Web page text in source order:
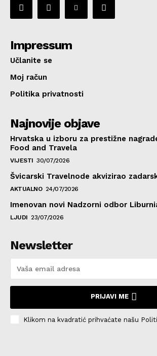
Impressum
Učlanite se
Moj račun
Politika privatnosti
Najnovije objave
Hrvatska u izboru za prestižne
Food and Travela
VIJESTI 30/07/2026
Švicarski Travelnode akvizirao
AKTUALNO 24/07/2026
Imenovan novi Nadzorni odbor
LJUDI 23/07/2026
Newsletter
PRIJAVI ME
Klikom na kvadratić prihvaćate našu